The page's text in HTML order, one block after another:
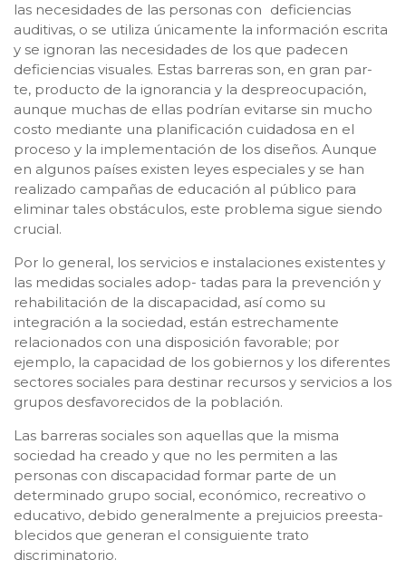
las necesidades de las personas con deficiencias
auditivas, o se utiliza únicamente la información escrita
y se ignoran las necesidades de los que padecen
deficiencias visuales. Estas barreras son, en gran par-
te, producto de la ignorancia y la despreocupación,
aunque muchas de ellas podrían evitarse sin mucho
costo mediante una planificación cuidadosa en el
proceso y la implementación de los diseños. Aunque
en algunos países existen leyes especiales y se han
realizado campañas de educación al público para
eliminar tales obstáculos, este problema sigue siendo
crucial.
Por lo general, los servicios e instalaciones existentes y
las medidas sociales adop- tadas para la prevención y
rehabilitación de la discapacidad, así como su
integración a la sociedad, están estrechamente
relacionados con una disposición favorable; por
ejemplo, la capacidad de los gobiernos y los diferentes
sectores sociales para destinar recursos y servicios a los
grupos desfavorecidos de la población.
Las barreras sociales son aquellas que la misma
sociedad ha creado y que no les permiten a las
personas con discapacidad formar parte de un
determinado grupo social, económico, recreativo o
educativo, debido generalmente a prejuicios preesta-
blecidos que generan el consiguiente trato
discriminatorio.